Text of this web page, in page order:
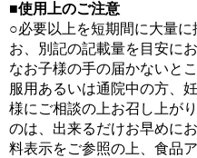
■使用上のご注意
○必要以上を短期間に大量
お、別記の記載量を目安に
なお子様の手の届かないと
服用あるいは通院中の方、
様にご相談の上お召し上が
のは、出来るだけお早めに
料表示をご参照の上、食品